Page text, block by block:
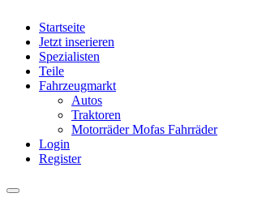
Startseite
Jetzt inserieren
Spezialisten
Teile
Fahrzeugmarkt
Autos
Traktoren
Motorräder Mofas Fahrräder
Login
Register